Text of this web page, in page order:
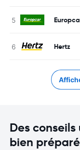
Hertz
Des
bien préparé